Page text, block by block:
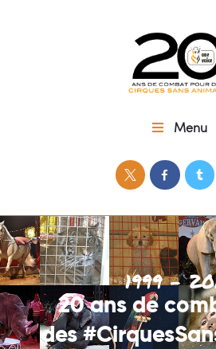
Menu
CIRQUES SANS
One Voice – 20 ans pour des
1999 -
20 ans de
des